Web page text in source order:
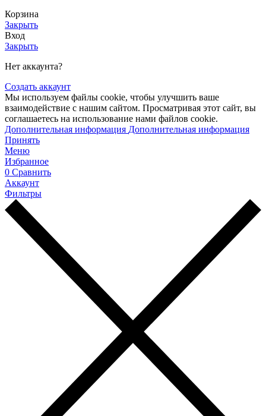
Корзина
Закрыть
Вход
Закрыть
Нет аккаунта?
Создать аккаунт
Мы используем файлы cookie, чтобы улучшить ваше
взаимодействие с нашим сайтом. Просматривая этот сайт, вы
соглашаетесь на использование нами файлов cookie.
Дополнительная информация Дополнительная информация
Принять
Меню
Избранное
0 Сравнить
Аккаунт
Фильтры